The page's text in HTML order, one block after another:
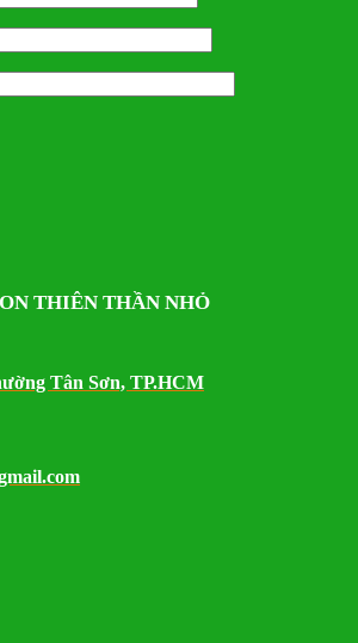
THIÊN THẦN NHỎ
Tân Sơn, TP.HCM